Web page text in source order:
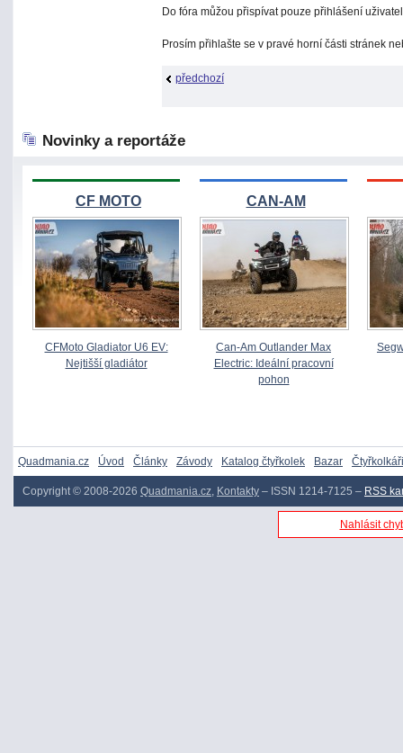
Do fóra můžou přispívat pouze přihlášení
Prosím přihlašte se v pravé horní části stránek
předchozí
Novinky a reportáže
CF MOTO
CFMoto Gladiator U6 EV:
Nejtišší gladiátor
CAN-AM
Can-Am Outlander Max
Electric: Ideální pracovní
pohon
Quadmania.cz Úvod Články Závody Katalog čtyřkolek Bazar Čtyřkolkáři
Copyright © 2008-2026 Quadmania.cz, Kontakty – ISSN 1214-7125 – RSS
Nahlásit